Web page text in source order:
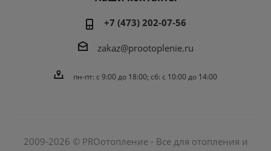
+7 (473) 202-07-56
zakaz@prootoplenie.ru
пн-пт: c 9:00 до 18:00; сб: с 10:00 до 14:00
2009-2026 © PROотопление - Все для отопления и